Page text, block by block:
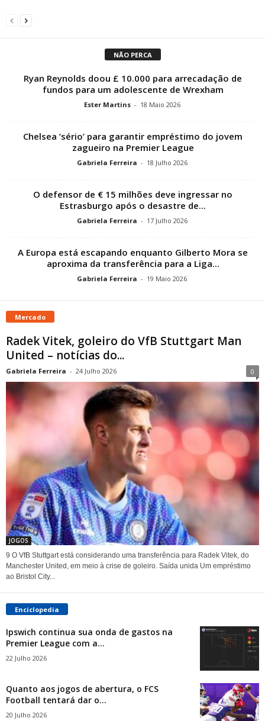
NÃO PERCA
Ryan Reynolds doou £ 10.000 para arrecadação de
fundos para um adolescente de Wrexham
Ester Martins - 18 Maio 2026
Chelsea ‘sério’ para garantir empréstimo do jovem
zagueiro na Premier League
Gabriela Ferreira - 18 Julho 2026
O defensor de € 15 milhões deve ingressar no
Estrasburgo após o desastre de...
Gabriela Ferreira - 17 Julho 2026
A Europa está escapando enquanto Gilberto Mora se
aproxima da transferência para a Liga...
Gabriela Ferreira - 19 Maio 2026
Mercado
Radek Vitek, goleiro do VfB Stuttgart Man
United – notícias do...
Gabriela Ferreira - 24 Julho 2026 0
JOGOS
9 O VfB Stuttgart está considerando uma transferência para Radek Vitek, do
Manchester United, em meio à crise de goleiro. Saída unida Um empréstimo
ao Bristol City...
Enciclopedia
Ipswich continua sua onda de gastos na
Premier League com a...
22 Julho 2026
Quanto aos jogos de abertura, o FCS
Football tentará dar o...
20 Julho 2026